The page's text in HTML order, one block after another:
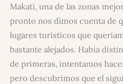
Makati, una de las zonas
pronto nos dimos cuenta de
lugares turísticos que
bastante alejados. Había
de primeras, intentamos
pero descubrimos que el